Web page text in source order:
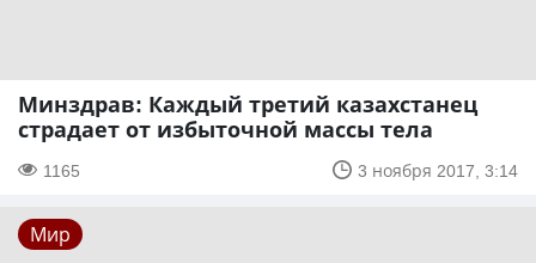
Минздрав: Каждый третий казахстанец
страдает от избыточной массы тела
1165 3 ноября 2017, 3:14
Мир